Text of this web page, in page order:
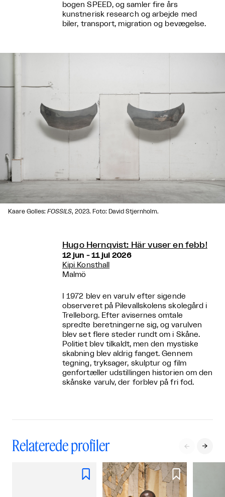
bogen SPEED, og samler fire års
kunstnerisk research og arbejde med
biler, transport, migration og bevægelse.
Kaare Golles: FOSSILS, 2023. Foto: David Stjernholm.
Hugo Hernqvist: Här vuser en febb!
12 jun - 11 jul 2026
Kipi Konsthall
Malmö
I 1972 blev en varulv efter sigende
observeret på Pilevallskolens skolegård i
Trelleborg. Efter avisernes omtale
spredte beretningerne sig, og varulven
blev set flere steder rundt om i Skåne.
Politiet blev tilkaldt, men den mystiske
skabning blev aldrig fanget. Gennem
tegning, tryksager, skulptur og film
genfortæller udstillingen historien om den
skånske varulv, der forblev på fri fod.
Relaterede profiler  
 